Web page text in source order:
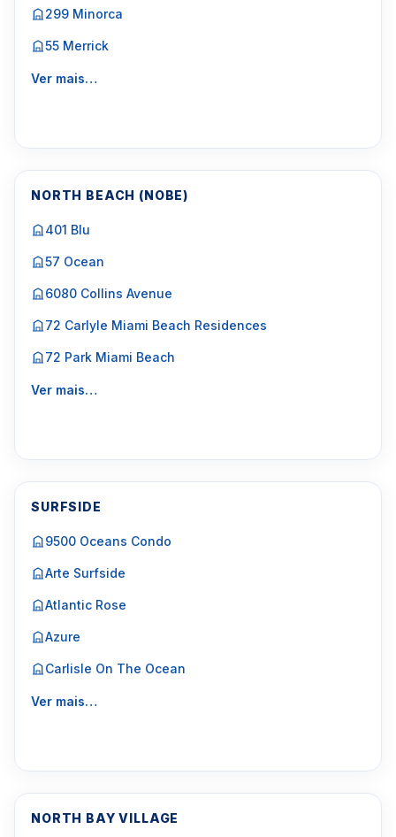
299 Minorca
55 Merrick
Ver mais…
NORTH BEACH (NOBE)
401 Blu
57 Ocean
6080 Collins Avenue
72 Carlyle Miami Beach Residences
72 Park Miami Beach
Ver mais…
SURFSIDE
9500 Oceans Condo
Arte Surfside
Atlantic Rose
Azure
Carlisle On The Ocean
Ver mais…
NORTH BAY VILLAGE